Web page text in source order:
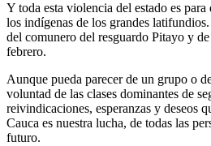
Y toda esta violencia del estado es
los indígenas de los grandes
del comunero del resguardo Pitayo y
febrero.
Aunque pueda parecer de un grupo o
voluntad de las clases dominantes de
reivindicaciones, esperanzas y deseos
Cauca es nuestra lucha, de todas las
futuro.